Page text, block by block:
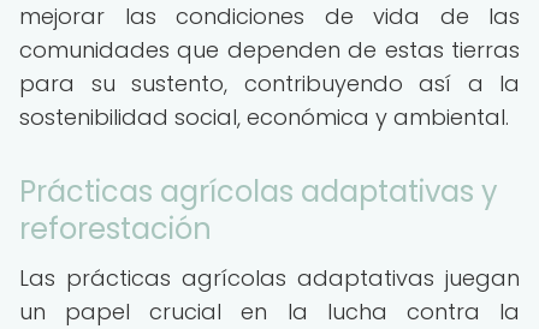
mejorar las condiciones de vida de las
comunidades que dependen de estas tierras
para su sustento, contribuyendo así a la
sostenibilidad social, económica y ambiental.
Prácticas agrícolas adaptativas y
reforestación
Las prácticas agrícolas adaptativas juegan
un papel crucial en la lucha contra la